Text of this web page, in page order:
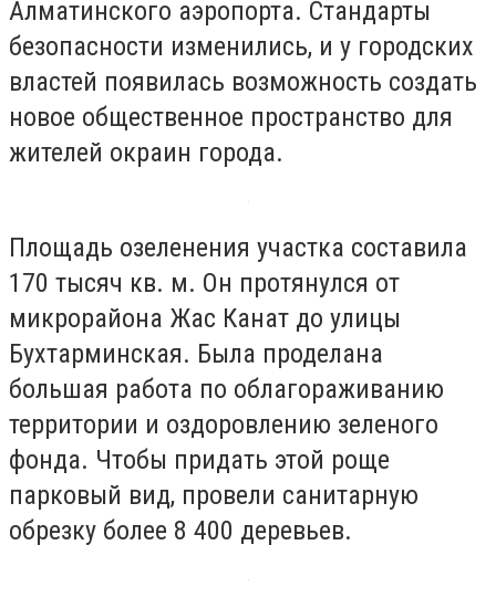
Алматинского аэропорта. Стандарты
безопасности изменились, и у городских
властей появилась возможность создать
новое общественное пространство для
жителей окраин города.
Площадь озеленения участка составила
170 тысяч кв. м. Он протянулся от
микрорайона Жас Канат до улицы
Бухтарминская. Была проделана
большая работа по облагораживанию
территории и оздоровлению зеленого
фонда. Чтобы придать этой роще
парковый вид, провели санитарную
обрезку более 8 400 деревьев.